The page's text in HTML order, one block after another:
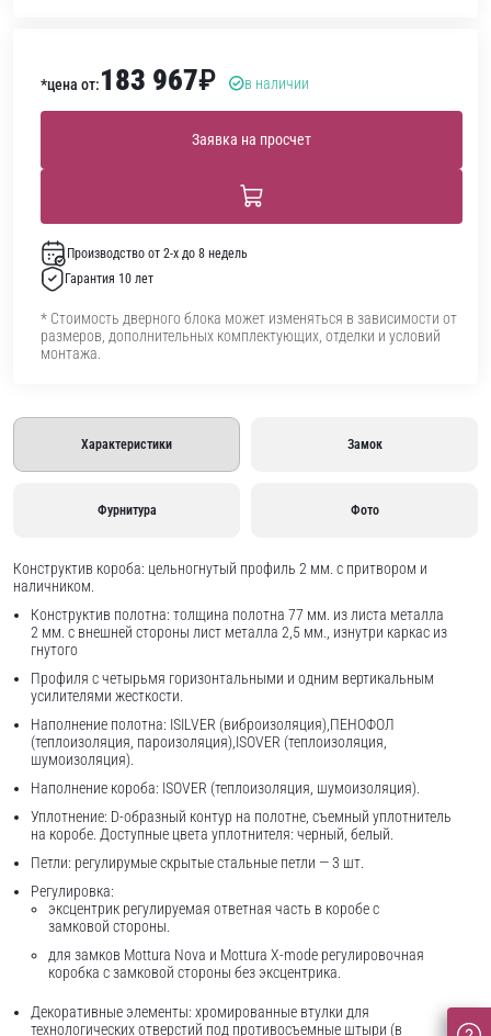
*цена от:183 967₽ в наличии
Заявка на просчет
Производство от 2-х до 8 недель
Гарантия 10 лет
* Стоимость дверного блока может изменяться в зависимости от
размеров, дополнительных комплектующих, отделки и условий
монтажа.
Характеристики Замок
Фурнитура Фото
Конструктив короба: цельногнутый профиль 2 мм. с притвором и
наличником.
Конструктив полотна: толщина полотна 77 мм. из листа металла
2 мм. с внешней стороны лист металла 2,5 мм., изнутри каркас из
гнутого
Профиля с четырьмя горизонтальными и одним вертикальным
усилителями жесткости.
Наполнение полотна: ISILVER (виброизоляция),ПЕНОФОЛ
(теплоизоляция, пароизоляция),ISOVER (теплоизоляция,
шумоизоляция).
Наполнение короба: ISOVER (теплоизоляция, шумоизоляция).
Уплотнение: D-образный контур на полотне, съемный уплотнитель
на коробе. Доступные цвета уплотнителя: черный, белый.
Петли: регулирумые скрытые стальные петли — 3 шт.
Регулировка:
эксцентрик регулируемая ответная часть в коробе с
замковой стороны.
для замков Mottura Nova и Mottura X-mode регулировочная
коробка с замковой стороны без эксцентрика.
Декоративные элементы: хромированные втулки для
технологических отверстий под противосъемные штыри (в